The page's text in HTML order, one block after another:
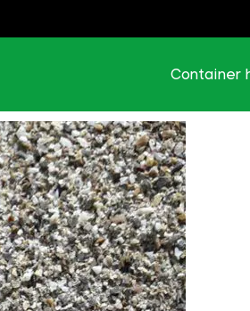
Container